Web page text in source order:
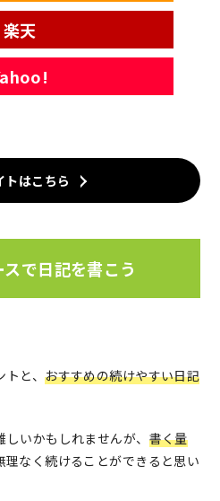
楽天
トはこちら
で日記を書こう
トと、おすすめの続けやすい日記
いかもしれませんが、 書く量
理なく続けることができると思い